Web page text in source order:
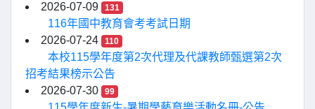
2026-07-09
131
116年國中教育會考考試日期
2026-07-24
110
本校115學年度第2次代理及代課教師甄選第2次
招考結果榜示公告
2026-07-30
99